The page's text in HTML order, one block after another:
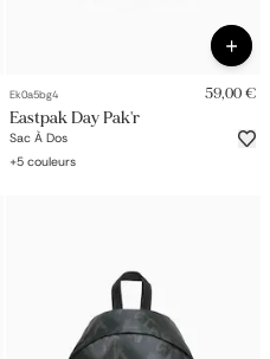
Ek0a5bg4 59,00 €
Eastpak Day Pak'r
Sac À Dos
+5 couleurs